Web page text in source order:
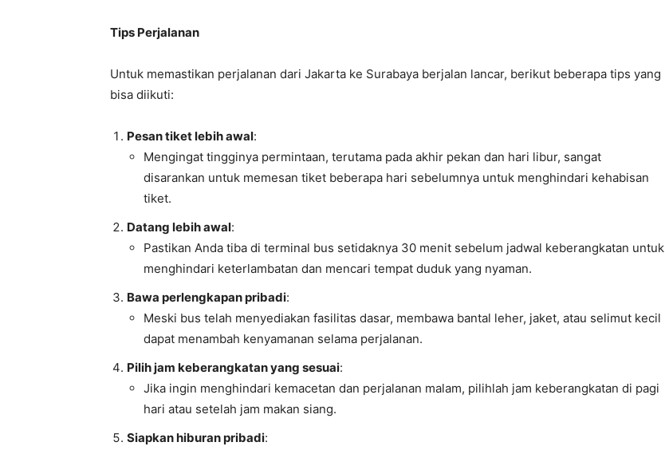
Tips Perjalanan
Untuk memastikan perjalanan dari Jakarta ke Surabaya berjalan lancar, berikut beberapa tips yang
bisa diikuti:
Pesan tiket lebih awal:
Mengingat tingginya permintaan, terutama pada akhir pekan dan hari libur, sangat
disarankan untuk memesan tiket beberapa hari sebelumnya untuk menghindari kehabisan
tiket.
Datang lebih awal:
Pastikan Anda tiba di terminal bus setidaknya 30 menit sebelum jadwal keberangkatan untuk
menghindari keterlambatan dan mencari tempat duduk yang nyaman.
Bawa perlengkapan pribadi:
Meski bus telah menyediakan fasilitas dasar, membawa bantal leher, jaket, atau selimut kecil
dapat menambah kenyamanan selama perjalanan.
Pilih jam keberangkatan yang sesuai:
Jika ingin menghindari kemacetan dan perjalanan malam, pilihlah jam keberangkatan di pagi
hari atau setelah jam makan siang.
Siapkan hiburan pribadi: